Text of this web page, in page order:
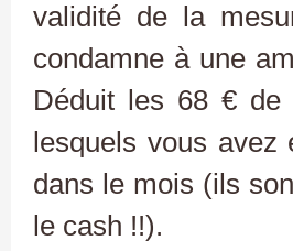
validité de la
condamne à une
Déduit les 68 € de
lesquels vous
dans le mois (ils
le cash !!).